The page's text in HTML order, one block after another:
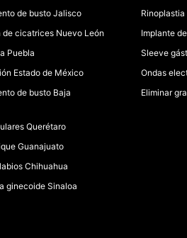
de busto Jalisco
de cicatrices Nuevo León
Puebla
Estado de México
de busto Baja
Querétaro
Guanajuato
Chihuahua
ginecoide Sinaloa
Implante
Sleeve
Ondas
Eliminar